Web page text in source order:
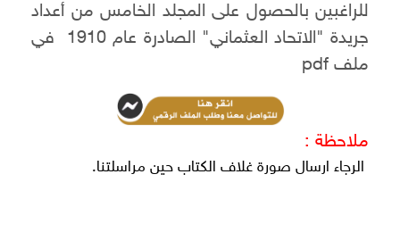
للراغبين بالحصول على المجلد الخامس من أعداد
جريدة "الاتحاد العثماني" الصادرة عام 1910 في
ملف pdf
ملاحظة :
الرجاء ارسال صورة غلاف الكتاب حين مراسلتنا.